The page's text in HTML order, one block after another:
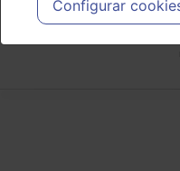
necesidades del paciente.
Configurar